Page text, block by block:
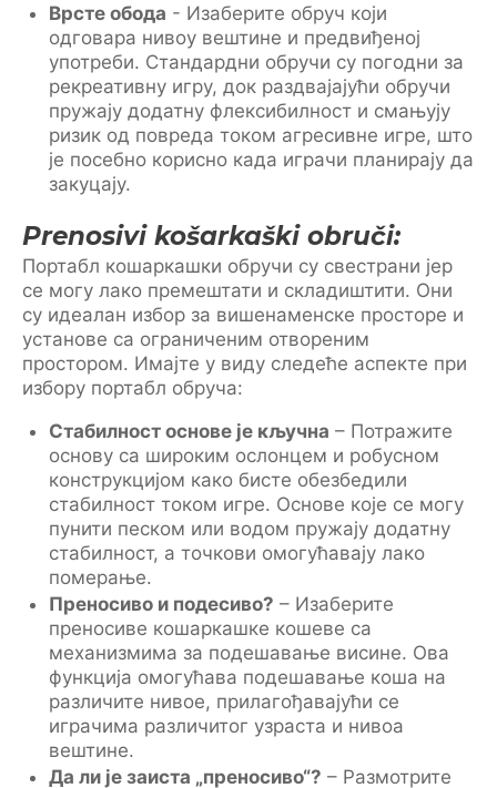
Врсте обода - Изаберите обруч који
одговара нивоу вештине и предвиђеној
употреби. Стандардни обручи су погодни за
рекреативну игру, док раздвајајући обручи
пружају додатну флексибилност и смањују
ризик од повреда током агресивне игре, што
је посебно корисно када играчи планирају да
закуцају.
Prenosivi košarkaški obruči:
Портабл кошаркашки обручи су свестрани јер
се могу лако премештати и складиштити. Они
су идеалан избор за вишенаменске просторе и
установе са ограниченим отвореним
простором. Имајте у виду следеће аспекте при
избору портабл обруча:
Стабилност основе је кључна – Потражите
основу са широким ослонцем и робусном
конструкцијом како бисте обезбедили
стабилност током игре. Основе које се могу
пунити песком или водом пружају додатну
стабилност, а точкови омогућавају лако
померање.
Преносиво и подесиво? – Изаберите
преносиве кошаркашке кошеве са
механизмима за подешавање висине. Ова
функција омогућава подешавање коша на
различите нивое, прилагођавајући се
играчима различитог узраста и нивоа
вештине.
Да ли је заиста „преносиво“? – Размотрите